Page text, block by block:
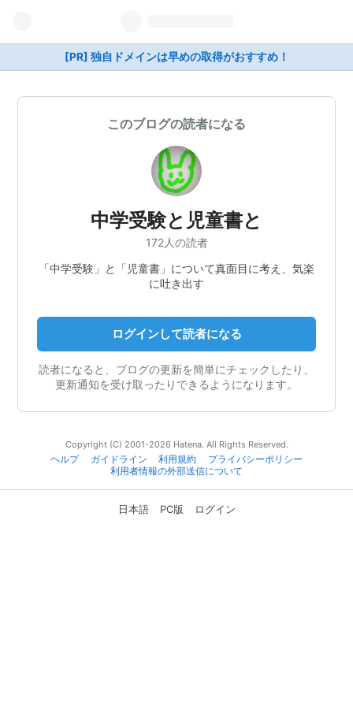
[PR] 独自ドメインは早めの取得がおすすめ！
このブログの読者になる
中学受験と児童書と
172人の読者
「中学受験」と「児童書」について真面目に考え、気楽
に吐き出す
ログインして読者になる
読者になると、ブログの更新を簡単にチェックしたり、
更新通知を受け取ったりできるようになります。
Copyright (C) 2001-2026 Hatena. All Rights Reserved.
ヘルプ
ガイドライン 利用規約
プライバシーポリシー
利用者情報の外部送信について
日本語 PC版 ログイン